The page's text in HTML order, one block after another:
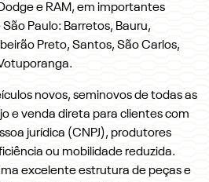
e RAM, em importantes
Paulo: Barretos, Bauru,
Preto, Santos, São Carlos,
novos, seminovos de todas as
e venda direta para clientes com
jurídica (CNPJ), produtores
ou mobilidade reduzida.
excelente estrutura de peças e